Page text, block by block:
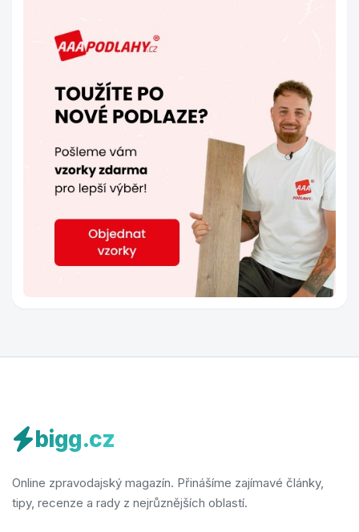
bigg.cz
Online zpravodajský magazín. Přinášíme zajímavé články,
tipy, recenze a rady z nejrůznějších oblastí.